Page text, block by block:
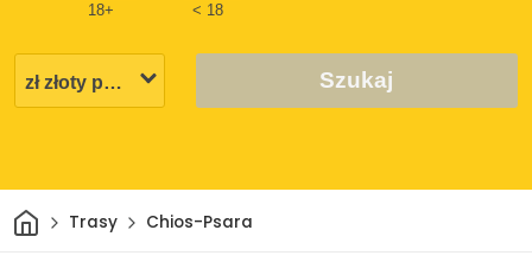
18+ < 18
Szukaj
DomTrasy Chios-Psara